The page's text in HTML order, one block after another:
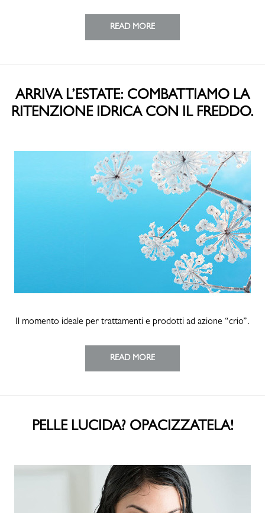
READ MORE
ARRIVA L’ESTATE: COMBATTIAMO LA
RITENZIONE IDRICA CON IL FREDDO.
Il momento ideale per trattamenti e prodotti ad azione “crio”.
READ MORE
PELLE LUCIDA? OPACIZZATELA!